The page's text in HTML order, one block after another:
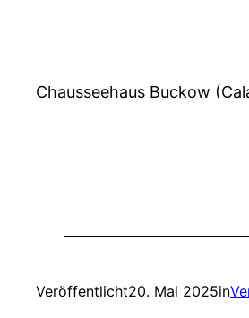
Chausseehaus Buckow
Veröffentlicht20. Mai 2025in